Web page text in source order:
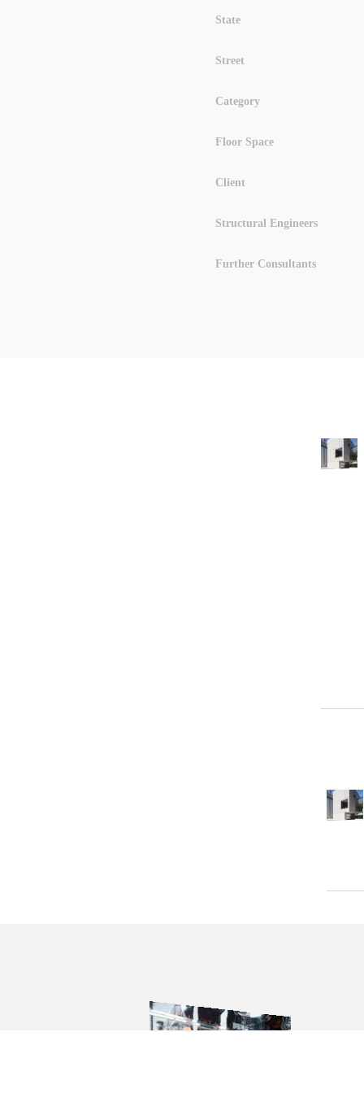
State
Street
Category
Floor Space
Client
Structural Engineers
Further Consultants